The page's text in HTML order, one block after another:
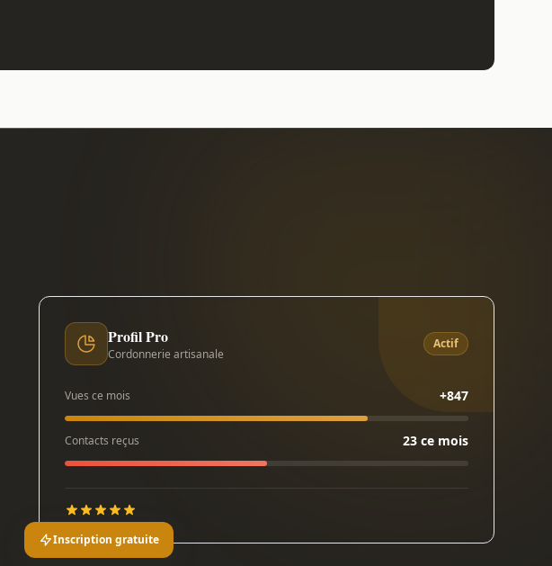
Profil Pro
Cordonnerie artisanale
Actif
Vues ce mois +847
Contacts reçus 23 ce mois
Inscription gratuite